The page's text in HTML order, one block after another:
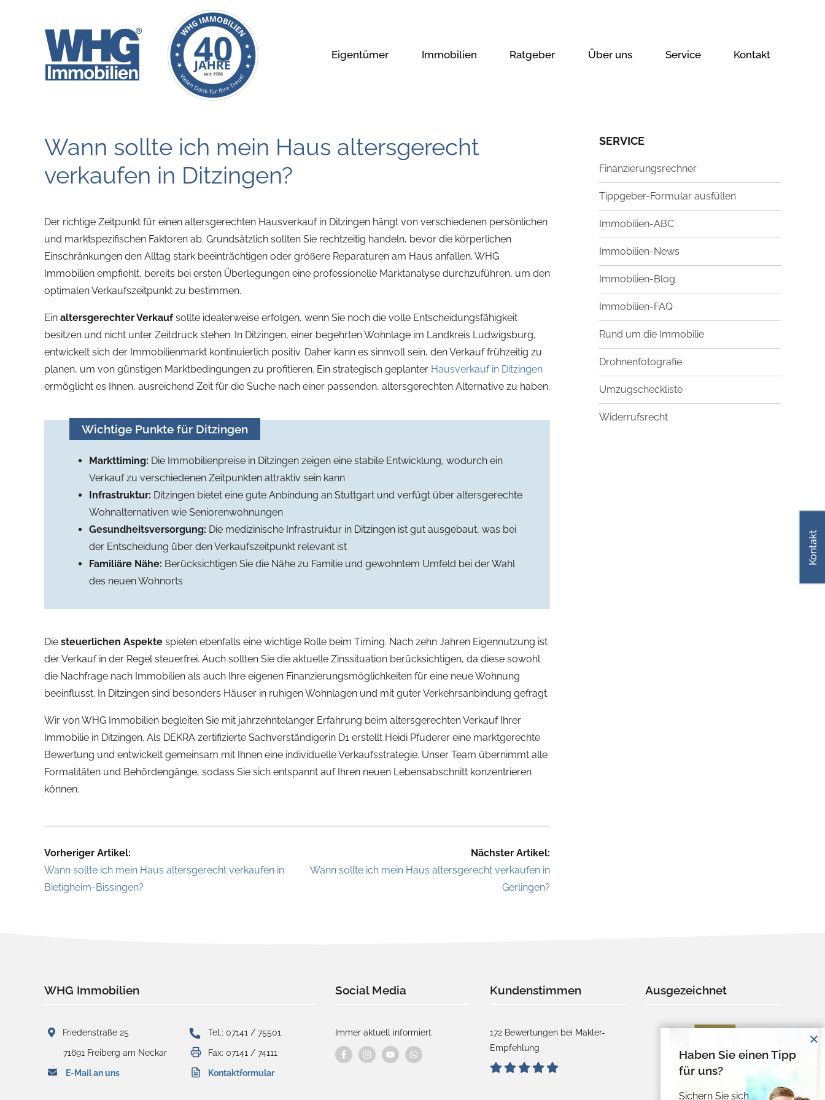
Eigentümer Immobilien Ratgeber Über uns Service Kontakt
Kontakt
Wann sollte ich mein Haus altersgerecht
verkaufen in Ditzingen?
Der richtige Zeitpunkt für einen altersgerechten Hausverkauf in Ditzingen hängt von verschiedenen persönlichen
und marktspezifischen Faktoren ab. Grundsätzlich sollten Sie rechtzeitig handeln, bevor die körperlichen
Einschränkungen den Alltag stark beeinträchtigen oder größere Reparaturen am Haus anfallen. WHG
Immobilien empfiehlt, bereits bei ersten Überlegungen eine professionelle Marktanalyse durchzuführen, um den
optimalen Verkaufszeitpunkt zu bestimmen.
Ein altersgerechter Verkaufsollte idealerweise erfolgen, wenn Sie noch die volle Entscheidungsfähigkeit
besitzen und nicht unter Zeitdruck stehen. In Ditzingen, einer begehrten Wohnlage im Landkreis Ludwigsburg,
entwickelt sich der Immobilienmarkt kontinuierlich positiv. Daher kann es sinnvoll sein, den Verkauf frühzeitig zu
planen, um von günstigen Marktbedingungen zu profitieren. Ein strategisch geplanter Hausverkauf in Ditzingen
ermöglicht es Ihnen, ausreichend Zeit für die Suche nach einer passenden, altersgerechten Alternative zu haben.
Wichtige Punkte für Ditzingen
Markttiming: Die Immobilienpreise in Ditzingen zeigen eine stabile Entwicklung, wodurch ein
Verkauf zu verschiedenen Zeitpunkten attraktiv sein kann
Infrastruktur: Ditzingen bietet eine gute Anbindung an Stuttgart und verfügt über altersgerechte
Wohnalternativen wie Seniorenwohnungen
Gesundheitsversorgung: Die medizinische Infrastruktur in Ditzingen ist gut ausgebaut, was bei
der Entscheidung über den Verkaufszeitpunkt relevant ist
Familiäre Nähe: Berücksichtigen Sie die Nähe zu Familie und gewohntem Umfeld bei der Wahl
des neuen Wohnorts
Die steuerlichen Aspekte spielen ebenfalls eine wichtige Rolle beim Timing. Nach zehn Jahren Eigennutzung ist
der Verkauf in der Regel steuerfrei. Auch sollten Sie die aktuelle Zinssituation berücksichtigen, da diese sowohl
die Nachfrage nach Immobilien als auch Ihre eigenen Finanzierungsmöglichkeiten für eine neue Wohnung
beeinflusst. In Ditzingen sind besonders Häuser in ruhigen Wohnlagen und mit guter Verkehrsanbindung gefragt.
Wir von WHG Immobilien begleiten Sie mit jahrzehntelanger Erfahrung beim altersgerechten Verkauf Ihrer
Immobilie in Ditzingen. Als DEKRA zertifizierte Sachverständigerin D1 erstellt Heidi Pfuderer eine marktgerechte
Bewertung und entwickelt gemeinsam mit Ihnen eine individuelle Verkaufsstrategie. Unser Team übernimmt alle
Formalitäten und Behördengänge, sodass Sie sich entspannt auf Ihren neuen Lebensabschnitt konzentrieren
können.
Vorheriger Artikel:
Wann sollte ich mein Haus altersgerecht verkaufen in
Bietigheim-Bissingen?
Nächster Artikel:
Wann sollte ich mein Haus altersgerecht verkaufen in
Gerlingen?
SERVICE
Finanzierungsrechner
Tippgeber-Formular ausfüllen
Immobilien-ABC
Immobilien-News
Immobilien-Blog
Immobilien-FAQ
Rund um die Immobilie
Drohnenfotografie
Umzugscheckliste
Widerrufsrecht
WHG Immobilien
Friedenstraße 25
71691 Freiberg am Neckar
E-Mail an uns
Tel.: 07141 / 75501
Fax: 07141 / 74111
Kontaktformular
Social Media
Immer aktuell informiert
Kundenstimmen
172 Bewertungen bei Makler-
Empfehlung
Ausgezeichnet
Haben Sie einen Tipp
für uns?
Sichern Sie sich